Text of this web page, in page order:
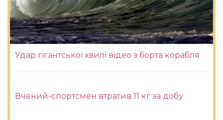
Удар гігантської хвилі відео з борта корабля
Вчений-спортсмен втратив 11 кг за добу